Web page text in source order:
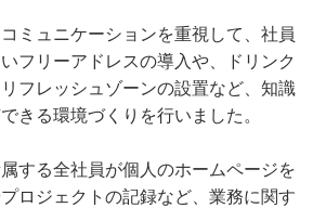
ミュニケーションを重視して、社員
フリーアドレスの導入や、ドリンク
フレッシュゾーンの設置など、知識
きる環境づくりを行いました。
する全社員が個人のホームページを
ロジェクトの記録など、業務に関す